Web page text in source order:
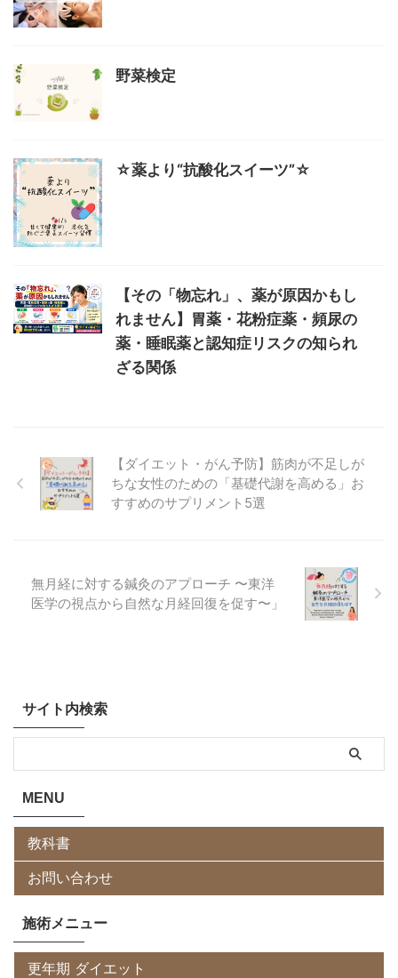
野菜検定
☆薬より“抗酸化スイーツ”☆
【その「物忘れ」、薬が原因かもし
れません】胃薬・花粉症薬・頻尿の
薬・睡眠薬と認知症リスクの知られ
ざる関係
【ダイエット・がん予防】筋肉が不足しが
ちな女性のための「基礎代謝を高める」お
すすめのサプリメント5選
無月経に対する鍼灸のアプローチ 〜東洋
医学の視点から自然な月経回復を促す〜」
サイト内検索
MENU
教科書
お問い合わせ
施術メニュー
更年期 ダイエット